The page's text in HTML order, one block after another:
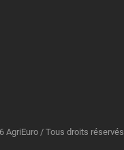
AgriEuro / Tous droits réservés